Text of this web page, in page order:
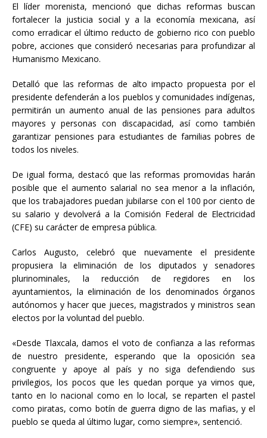
Ellíder morenista, mencionó que dichas reformas buscan
fortalecer la justicia social y a la economía mexicana, así
como erradicar el último reducto de gobierno rico con pueblo
pobre, acciones que consideró necesarias para profundizar al
Humanismo Mexicano.
Detalló que las reformas de alto impacto propuesta por el
presidente defenderán a los pueblos y comunidades indígenas,
permitirán un aumento anual de las pensiones para adultos
mayores y personas con discapacidad, así como también
garantizar pensiones para estudiantes de familias pobres de
todos los niveles.
De igual forma, destacó que las reformas promovidas harán
posible que el aumento salarial no sea menor a la inflación,
que los trabajadores puedan jubilarse con el 100 por ciento de
su salario y devolverá a la Comisión Federal de Electricidad
(CFE) su carácter de empresa pública.
Carlos Augusto, celebró que nuevamente el presidente
propusiera la eliminación de los diputados y senadores
plurinominales, la reducción de regidores en los
ayuntamientos, la eliminación de los denominados órganos
autónomos y hacer que jueces, magistrados y ministros sean
electos por la voluntad del pueblo.
«Desde Tlaxcala, damos el voto de confianza a las reformas
de nuestro presidente, esperando que la oposición sea
congruente y apoye al país y no siga defendiendo sus
privilegios, los pocos que les quedan porque ya vimos que,
tanto en lo nacional como en lo local, se reparten el pastel
como piratas, como botín de guerra digno de las mafias, y el
pueblo se queda al último lugar, como siempre», sentenció.